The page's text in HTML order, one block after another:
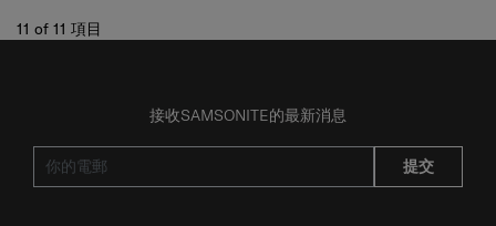
11 of 11 項目
接收SAMSONITE的最新消息
提交